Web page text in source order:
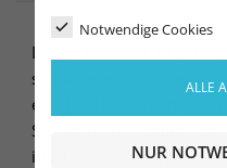
Notwendige Cookies
ALLE
NUR
Dieser Rucksack ist für
stabilisierende Boden
erhöhte Haltbarkeit,
Schultergurte optimalen
ideal für sowohl Sport als